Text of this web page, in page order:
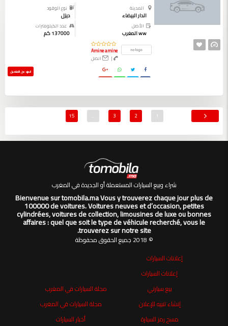
المدينة
الدار البيضاء
نوع الوقود
ديزل
الأصل
ww المغرب
عدد الكيلومترات
137000 كم
Amine amine
|
اتصل
المزيد من التفاصيل
1
2
3
15
شراء وبيع السيارات المستعملة أو الجديدة في المغرب
Bienvenue sur tomobila.ma Vous y trouverez chaque jour plus de
100000 de voitures. Voitures neuves et d’occasion, petites
cylindrées, voitures de collection, limousines de luxe ou bonnes
affaires : quel que soit le type de véhicule recherché, vous le
trouverez sur notre site.
© 2018 جميع الحقوق محفوظة
إعلانات السيارات
إعلانات السيارات
بيع سيارتي
إنشاء تنبيه للإعلان
مسح رمز السيارة
مجلة السيارات في المغرب
مجلة السيارات في المغرب
أخبار السيارات